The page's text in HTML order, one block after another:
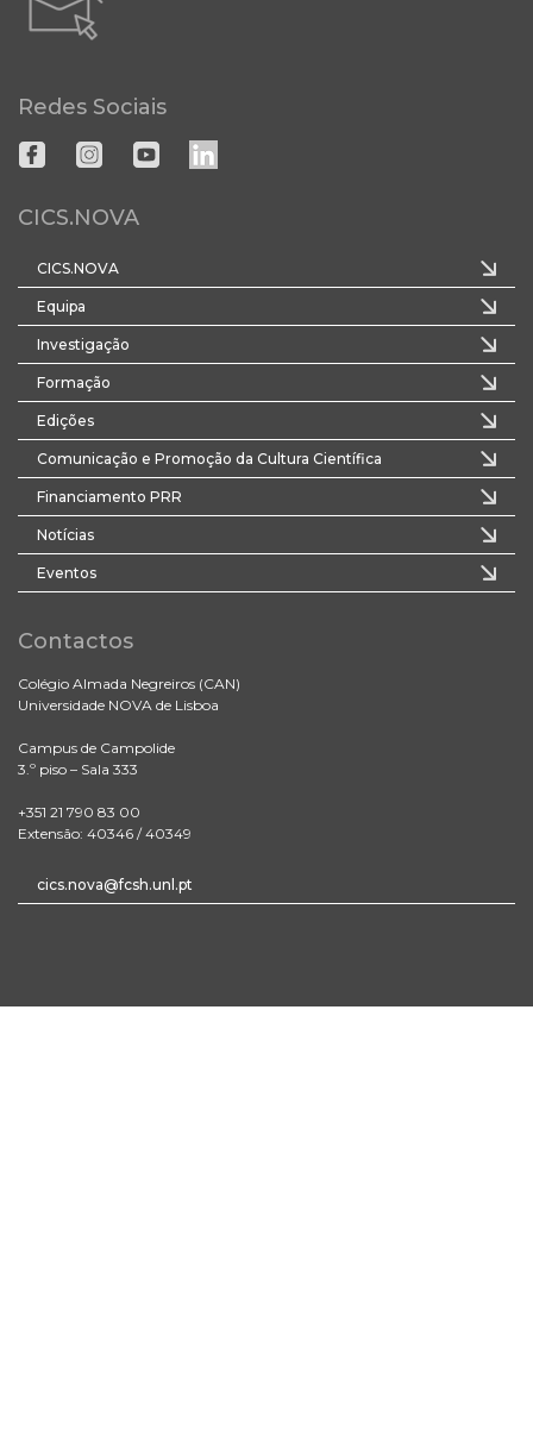
Redes Sociais
CICS.NOVA
CICS.NOVA
Equipa
Investigação
Formação
Edições
Comunicação e Promoção da Cultura Científica
Financiamento PRR
Notícias
Eventos
Contactos
Colégio Almada Negreiros (CAN)
Universidade NOVA de Lisboa
Campus de Campolide
3.º piso – Sala 333
+351 21 790 83 00
Extensão: 40346 / 40349
cics.nova@fcsh.unl.pt